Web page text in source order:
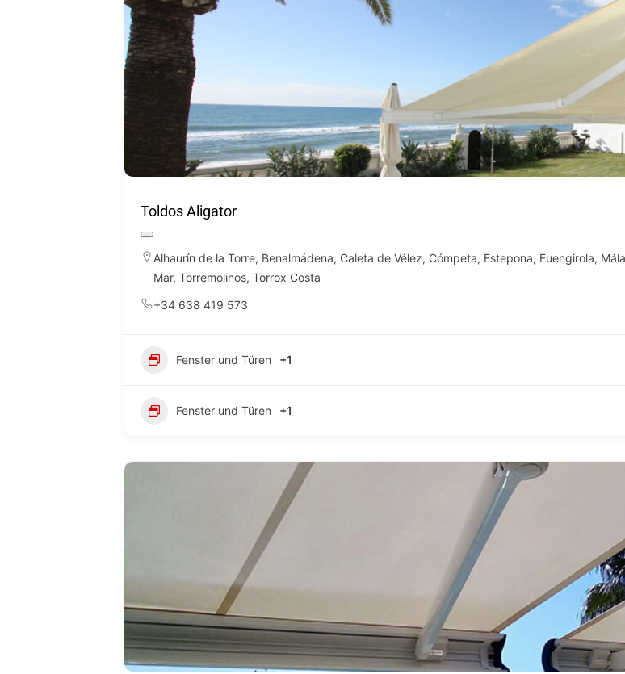
Toldos Aligator
Alhaurín de la Torre, Benalmádena, Caleta de Vélez, Cómpeta, Estepona, Fuengirola,
Mar, Torremolinos, Torrox Costa
+34 638 419 573
Fenster und Türen +1
Fenster und Türen +1